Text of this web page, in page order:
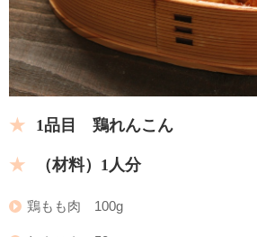
1品目 鶏れんこん
（材料）1人分
鶏もも肉 100g